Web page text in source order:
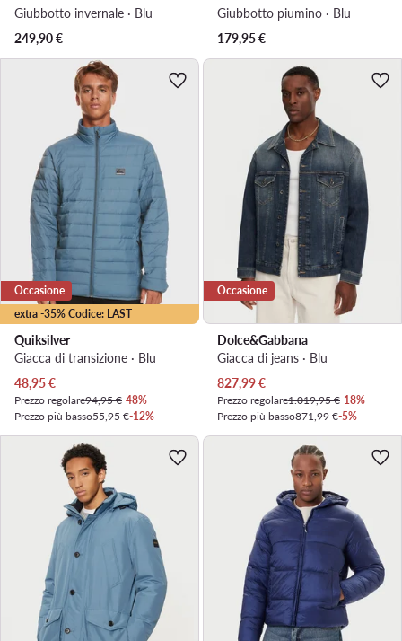
Giubbotto invernale · Blu
249,90€
Giubbotto piumino · Blu
179,95€
extra -35% Codice: LAST
Occasione
Quiksilver
Giacca di transizione · Blu
Prezzo attuale
48,95€
Prezzo regolare94,95 €-48%
Prezzo più basso55,95 €-12%
Occasione
Dolce&Gabbana
Giacca di jeans · Blu
Prezzo attuale
827,99€
Prezzo regolare1.019,95 €-18%
Prezzo più basso871,99 €-5%